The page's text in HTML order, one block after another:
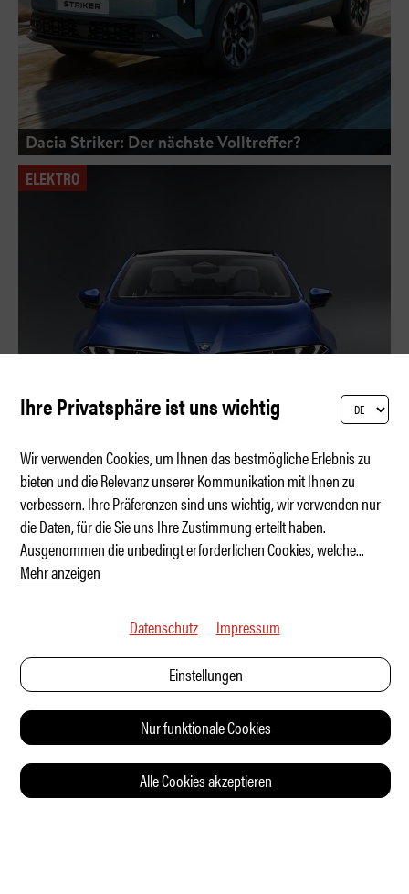
Dacia Striker: Der nächste Volltreffer?
ELEKTRO
BMW: Der neue i3 ist kein i3 mehr
Ihre Privatsphäre ist uns wichtig
Wir verwenden Cookies, um Ihnen das bestmögliche Erlebnis zu
bieten und die Relevanz unserer Kommunikation mit Ihnen zu
verbessern. Ihre Präferenzen sind uns wichtig, wir verwenden nur
die Daten, für die Sie uns Ihre Zustimmung erteilt haben.
Ausgenommen die unbedingt erforderlichen Cookies, welche...
Mehr anzeigen
Datenschutz Impressum
Einstellungen
Nur funktionale Cookies
Alle Cookies akzeptieren